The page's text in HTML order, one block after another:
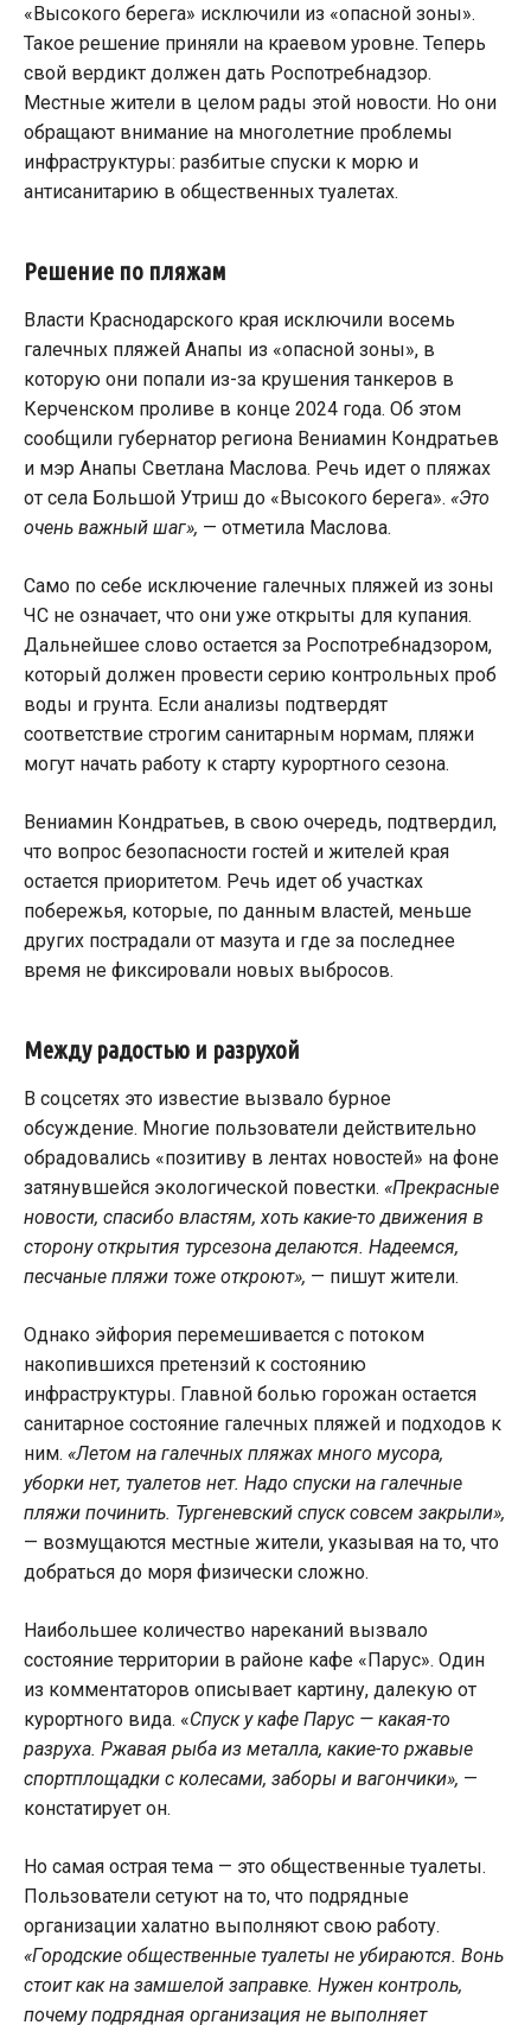
«Высокого берега» исключили из «опасной зоны».
Такое решение приняли на краевом уровне. Теперь
свой вердикт должен дать Роспотребнадзор.
Местные жители в целом рады этой новости. Но они
обращают внимание на многолетние проблемы
инфраструктуры: разбитые спуски к морю и
антисанитарию в общественных туалетах.
Решение по пляжам
Власти Краснодарского края исключили восемь
галечных пляжей Анапы из «опасной зоны», в
которую они попали из-за крушения танкеров в
Керченском проливе в конце 2024 года. Об этом
сообщили губернатор региона Вениамин Кондратьев
и мэр Анапы Светлана Маслова. Речь идет о пляжах
от села Большой Утриш до «Высокого берега». «Это
очень важный шаг», — отметила Маслова.
Само по себе исключение галечных пляжей из зоны
ЧС не означает, что они уже открыты для купания.
Дальнейшее слово остается за Роспотребнадзором,
который должен провести серию контрольных проб
воды и грунта. Если анализы подтвердят
соответствие строгим санитарным нормам, пляжи
могут начать работу к старту курортного сезона.
Вениамин Кондратьев, в свою очередь, подтвердил,
что вопрос безопасности гостей и жителей края
остается приоритетом. Речь идет об участках
побережья, которые, по данным властей, меньше
других пострадали от мазута и где за последнее
время не фиксировали новых выбросов.
Между радостью и разрухой
В соцсетях это известие вызвало бурное
обсуждение. Многие пользователи действительно
обрадовались «позитиву в лентах новостей» на фоне
затянувшейся экологической повестки. «Прекрасные
новости, спасибо властям, хоть какие-то движения в
сторону открытия турсезона делаются. Надеемся,
песчаные пляжи тоже откроют», — пишут жители.
Однако эйфория перемешивается с потоком
накопившихся претензий к состоянию
инфраструктуры. Главной болью горожан остается
санитарное состояние галечных пляжей и подходов к
ним. «Летом на галечных пляжах много мусора,
уборки нет, туалетов нет. Надо спуски на галечные
пляжи починить. Тургеневский спуск совсем закрыли»,
— возмущаются местные жители, указывая на то, что
добраться до моря физически сложно.
Наибольшее количество нареканий вызвало
состояние территории в районе кафе «Парус». Один
из комментаторов описывает картину, далекую от
курортного вида. «Спуск у кафе Парус — какая-то
разруха. Ржавая рыба из металла, какие-то ржавые
спортплощадки с колесами, заборы и вагончики», —
констатирует он.
Но самая острая тема — это общественные туалеты.
Пользователи сетуют на то, что подрядные
организации халатно выполняют свою работу.
«Городские общественные туалеты не убираются. Вонь
стоит как на замшелой заправке. Нужен контроль,
почему подрядная организация не выполняет